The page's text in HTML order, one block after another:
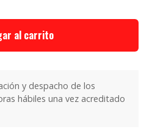
al carrito
y despacho de los
hábiles una vez acreditado